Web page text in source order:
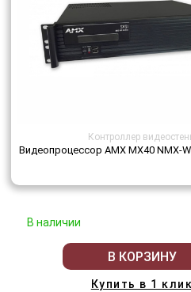
Контроллер
Видеопроцессор AMX MX40 NMX-
В наличии
В КОРЗИНУ
Купить в 1 клик